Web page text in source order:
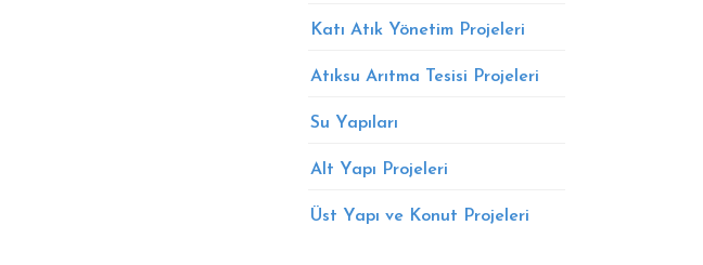
Katı Atık Yönetim Projeleri
Atıksu Arıtma Tesisi Projeleri
Su Yapıları
Alt Yapı Projeleri
Üst Yapı ve Konut Projeleri